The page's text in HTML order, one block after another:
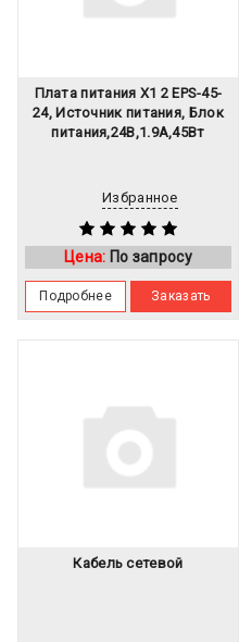
Плата питания X1 2 EPS-45-
24, Источник питания, Блок
питания,24В,1.9А,45Вт
Избранное
Цена: По запросу
Подробнее Заказать
Кабель сетевой